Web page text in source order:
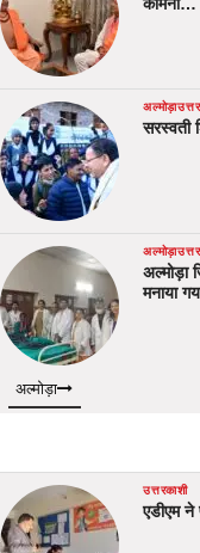
कामना…
अल्मोड़ा
सरस्वती
अल्मोड़ा
अल्मोड़ा
मनाया
अल्मोड़ा
उत्तरकाशी
एडीएम ने